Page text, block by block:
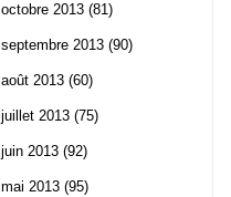
octobre 2013 (81)
septembre 2013 (90)
août 2013 (60)
juillet 2013 (75)
juin 2013 (92)
mai 2013 (95)